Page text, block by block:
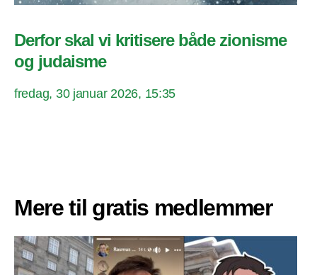
Derfor skal vi kritisere både zionisme
og judaisme
fredag, 30 januar 2026, 15:35
Mere til gratis medlemmer